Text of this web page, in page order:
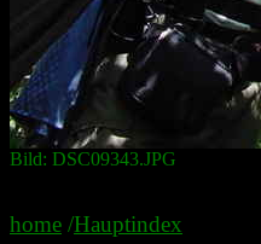
Bild: DSC09343.JPG
home /Hauptindex